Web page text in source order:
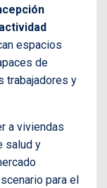
espacios
de
trabajadores y
a viviendas
salud y
para el